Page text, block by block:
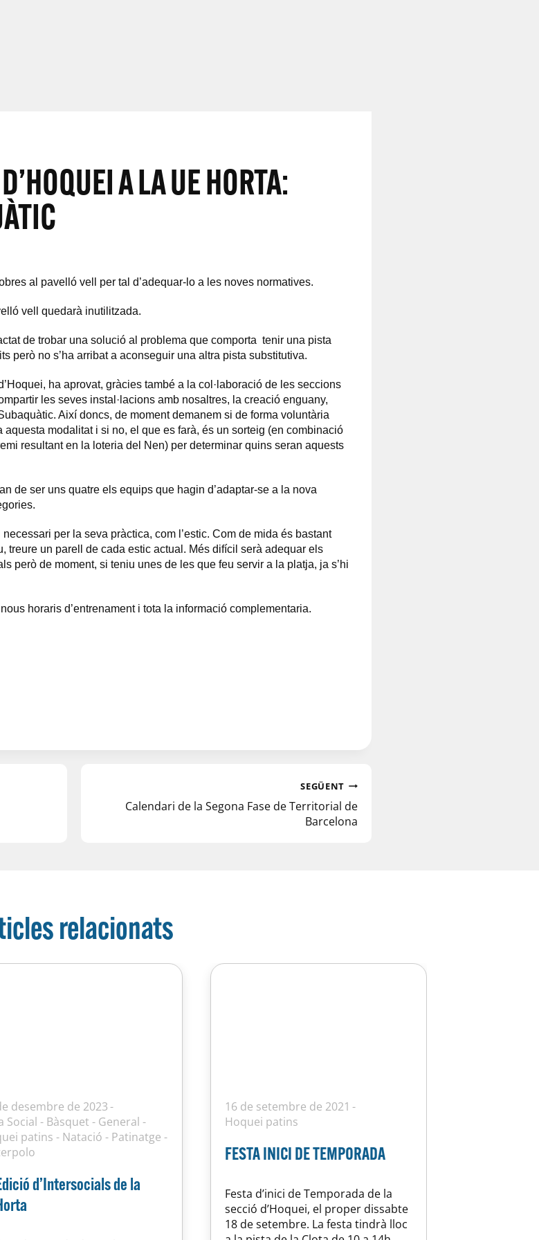
A LA UE HORTA:
al pavelló vell per tal d’adequar-lo a les noves normatives.
vell quedarà inutilitzada.
de trobar una solució al problema que comporta tenir una pista
però no s’ha arribat a aconseguir una altra pista substitutiva.
ha aprovat, gràcies també a la col·laboració de les seccions
les seves instal·lacions amb nosaltres, la creació enguany,
Així doncs, de moment demanem si de forma voluntària
modalitat i si no, el que es farà, és un sorteig (en combinació
resultant en la loteria del Nen) per determinar quins seran aquests
de ser uns quatre els equips que hagin d’adaptar-se a la nova
per la seva pràctica, com l’estic. Com de mida és bastant
treure un parell de cada estic actual. Més difícil serà adequar els
però de moment, si teniu unes de les que feu servir a la platja, ja s’hi
horaris d’entrenament i tota la informació complementaria.
SEGÜENT
Calendari de la Segona Fase de Territorial de
Barcelona
relacionats
desembre de 2023
Social - Bàsquet - General -
patins - Natació - Patinatge -
d’Intersocials de la
16 de setembre de 2021
Hoquei patins
FESTA INICI DE TEMPORADA
Festa d’inici de Temporada de la
secció d’Hoquei, el proper dissabte
18 de setembre. La festa tindrà lloc